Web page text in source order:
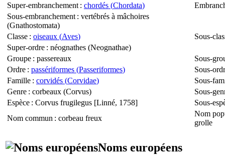
Super-embranchement : chordés (Chordata)
Sous-embranchement : vertébrés à mâchoires
(Gnathostomata)
Classe : oiseaux (Aves)
Sous-
Super-ordre : néognathes (Neognathae)
Groupe : passereaux
Sous-
Ordre : passériformes (Passeriformes)
Sous-
Famille : corvidés (Corvidae)
Sous-
Genre : corbeaux (Corvus)
Sous-
Espèce : Corvus frugilegus [Linné, 1758]
Sous-
Nom commun : corbeau freux
Nom
grolle
Noms européens